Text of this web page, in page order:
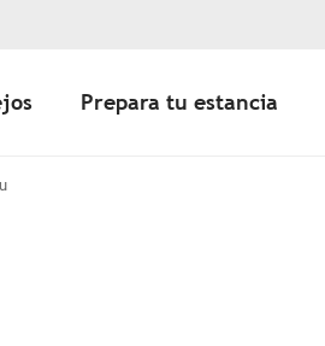
Prepara tu estancia